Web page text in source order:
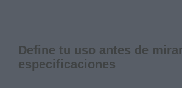
Define tu uso antes de mirar
especificaciones